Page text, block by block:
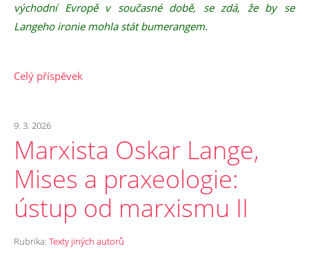
východní Evropě v současné době, se zdá, že by se
Langeho ironie mohla stát bumerangem.
Celý příspěvek
9. 3. 2026
Marxista Oskar Lange,
Mises a praxeologie:
ústup od marxismu II
Rubrika: Texty jiných autorů